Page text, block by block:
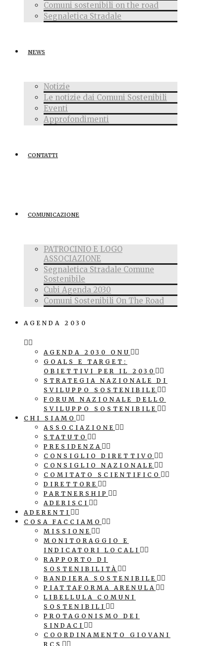
Comuni sostenibili on the road
Segnaletica Stradale
NEWS
Notizie
Le notizie dai Comuni Sostenibili
Eventi
Approfondimenti
CONTATTI
COMUNICAZIONE
PATROCINIO E LOGO
ASSOCIAZIONE
Segnaletica Stradale Comune
Sostenibile
Cubi Agenda 2030
Comuni Sostenibili On The Road
AGENDA 2030
AGENDA 2030 ONU
GOALS E TARGET:
OBIETTIVI PER IL 2030
STRATEGIA NAZIONALE DI
SVILUPPO SOSTENIBILE
FORUM NAZIONALE DELLO
SVILUPPO SOSTENIBILE
CHI SIAMO
ASSOCIAZIONE
STATUTO
PRESIDENZA
CONSIGLIO DIRETTIVO
CONSIGLIO NAZIONALE
COMITATO SCIENTIFICO
DIRETTORE
PARTNERSHIP
ADERISCI
ADERENTI
COSA FACCIAMO
MISSIONE
MONITORAGGIO E
INDICATORI LOCALI
RAPPORTO DI
SOSTENIBILITÀ
BANDIERA SOSTENIBILE
PIATTAFORMA ARENULA
LIBELLULA COMUNI
SOSTENIBILI
PROTAGONISMO DEI
SINDACI
COORDINAMENTO GIOVANI
RCS